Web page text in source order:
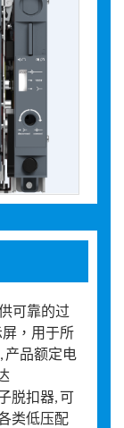
可靠的过
，用于所
产品额定电
脱扣器, 可
类低压配